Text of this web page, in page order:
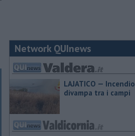
Network QUInews
LAJATICO — Incendio
divampa tra i campi